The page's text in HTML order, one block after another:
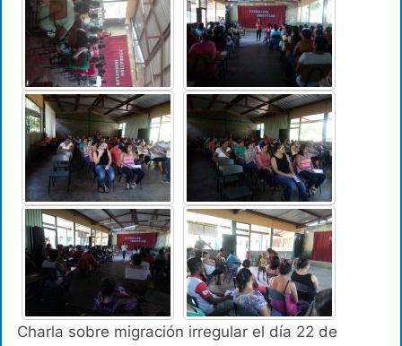
Charla sobre migración irregular el día 22 de